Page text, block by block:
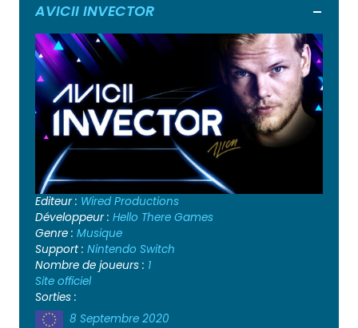
AVICII INVECTOR
Editeur : Wired Productions
Développeur : Hello There Games
Genre : Musique
Support : Nintendo Switch
Nombre de joueurs : 1
Site officiel
Sorties :
8 Septembre 2020